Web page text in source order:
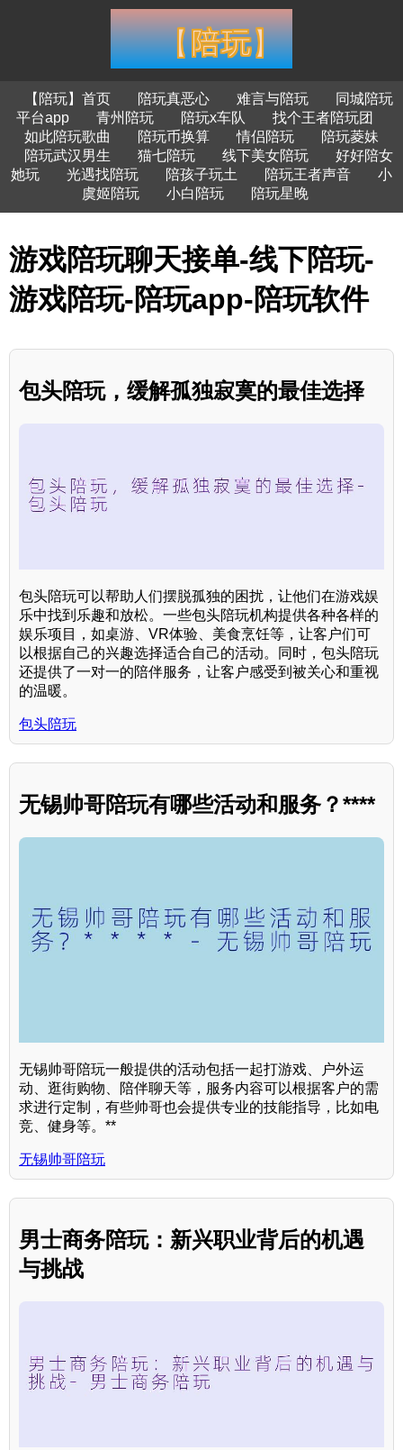
【陪玩】首页 陪玩真恶心 难言与陪玩
同城陪玩
平台app
青州陪玩 陪玩x车队
找个王者陪玩团
如此陪玩歌曲
陪玩币换算 情侣陪玩
陪玩菱妹
陪玩武汉男生
猫七陪玩 线下美女陪玩
好好陪女
她玩
光遇找陪玩 陪孩子玩土 陪玩王者声音
小
虞姬陪玩
小白陪玩 陪玩星晚
游戏陪玩聊天接单-线下陪玩-
游戏陪玩-陪玩app-陪玩软件
包头陪玩，缓解孤独寂寞的最佳选择
包头陪玩可以帮助人们摆脱孤独的困扰，让他们在游戏娱
乐中找到乐趣和放松。一些包头陪玩机构提供各种各样的
娱乐项目，如桌游、VR体验、美食烹饪等，让客户们可
以根据自己的兴趣选择适合自己的活动。同时，包头陪玩
还提供了一对一的陪伴服务，让客户感受到被关心和重视
的温暖。
包头陪玩
无锡帅哥陪玩有哪些活动和服务？****
无锡帅哥陪玩一般提供的活动包括一起打游戏、户外运
动、逛街购物、陪伴聊天等，服务内容可以根据客户的需
求进行定制，有些帅哥也会提供专业的技能指导，比如电
竞、健身等。**
无锡帅哥陪玩
男士商务陪玩：新兴职业背后的机遇
与挑战